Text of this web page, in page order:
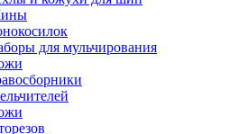
для мульчирования